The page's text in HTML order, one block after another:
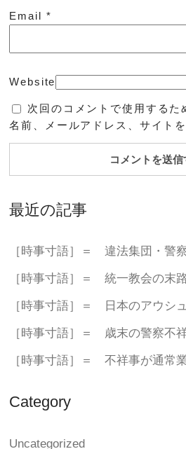
Email *
Website
次回のコメントで使用するた
名前、メールアドレス、サイトを
最近の記事
［時事寸語］＝ 違法集団・警
［時事寸語］＝ 統一教会の末
［時事寸語］＝ 日本のアウシ
［時事寸語］＝ 歳末の警察不
［時事寸語］＝ 不祥事が通常
Category
Uncategorized